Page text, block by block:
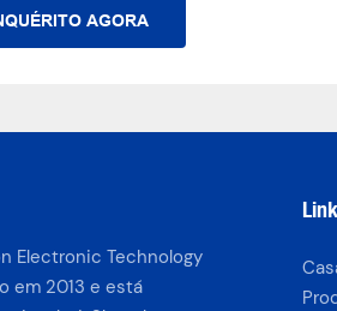
AGORA
Electronic Technology
em 2013 e está